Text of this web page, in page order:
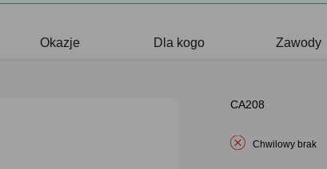
Okazje Dla kogo Zawody
CA208
Chwilowy brak